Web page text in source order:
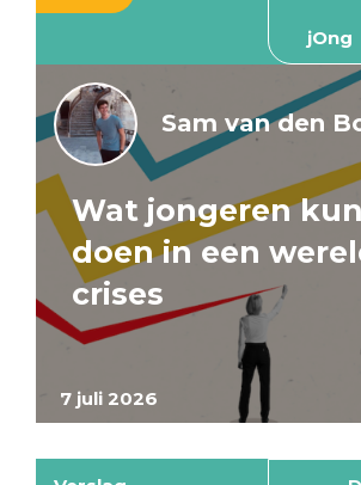
jOng
7 juli 2026
Sam van den
Wat jongeren
doen in een
crises